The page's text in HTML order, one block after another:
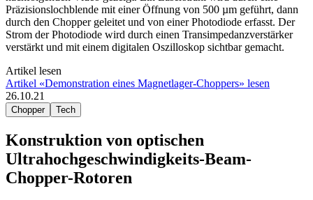
Präzisionslochblende mit einer Öffnung von 500 µm geführt, dann
durch den Chopper geleitet und von einer Photodiode erfasst. Der
Strom der Photodiode wird durch einen Transimpedanzverstärker
verstärkt und mit einem digitalen Oszilloskop sichtbar gemacht.
Artikel lesen
Artikel «Demonstration eines Magnetlager-Choppers» lesen
26.10.21
Chopper Tech
Konstruktion von optischen
Ultrahochgeschwindigkeits-Beam-
Chopper-Rotoren